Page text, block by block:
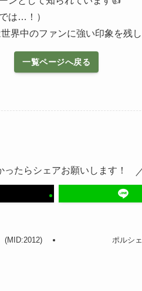
は…！）
界中のファンに強い印象を残
一覧ページへ戻る
ったらシェアお願いします！
(MID:2012) ポルシ